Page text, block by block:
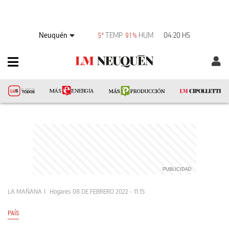
Neuquén 5°TEMP 91% HUM 04:20 HS
LA MAÑANA Hogares 08 DE FEBRERO 2022 - 11:15
PAÍS